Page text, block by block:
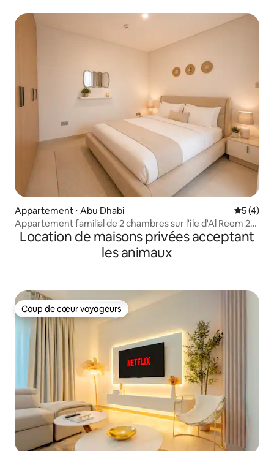
Appartement ⋅ Abu Dhabi
5 (4)
Appartement familial de 2 chambres sur l'île d'Al Reem 2
chambres-2104
Location de maisons privées acceptant
les animaux
Coup de cœur voyageurs
Coup de cœur voyageurs